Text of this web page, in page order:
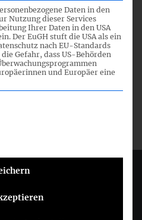
Projekte zur
das IFRS
zumRequest for Views der
am 31 Dezember 2015.
werden in der
und sind auf der Internetseite
Standards Committee e.V.
Daten in den
Nutzung dieser Services
Ihrer Daten in den USA
Der EuGH stuft die USA als ein
nach EU-Standards
Gefahr, dass US-Behörden
und Europäer eine
Gruppen, für die eine